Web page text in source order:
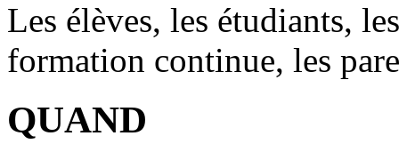
Les élèves, les étudiants,
formation continue, les
QUAND